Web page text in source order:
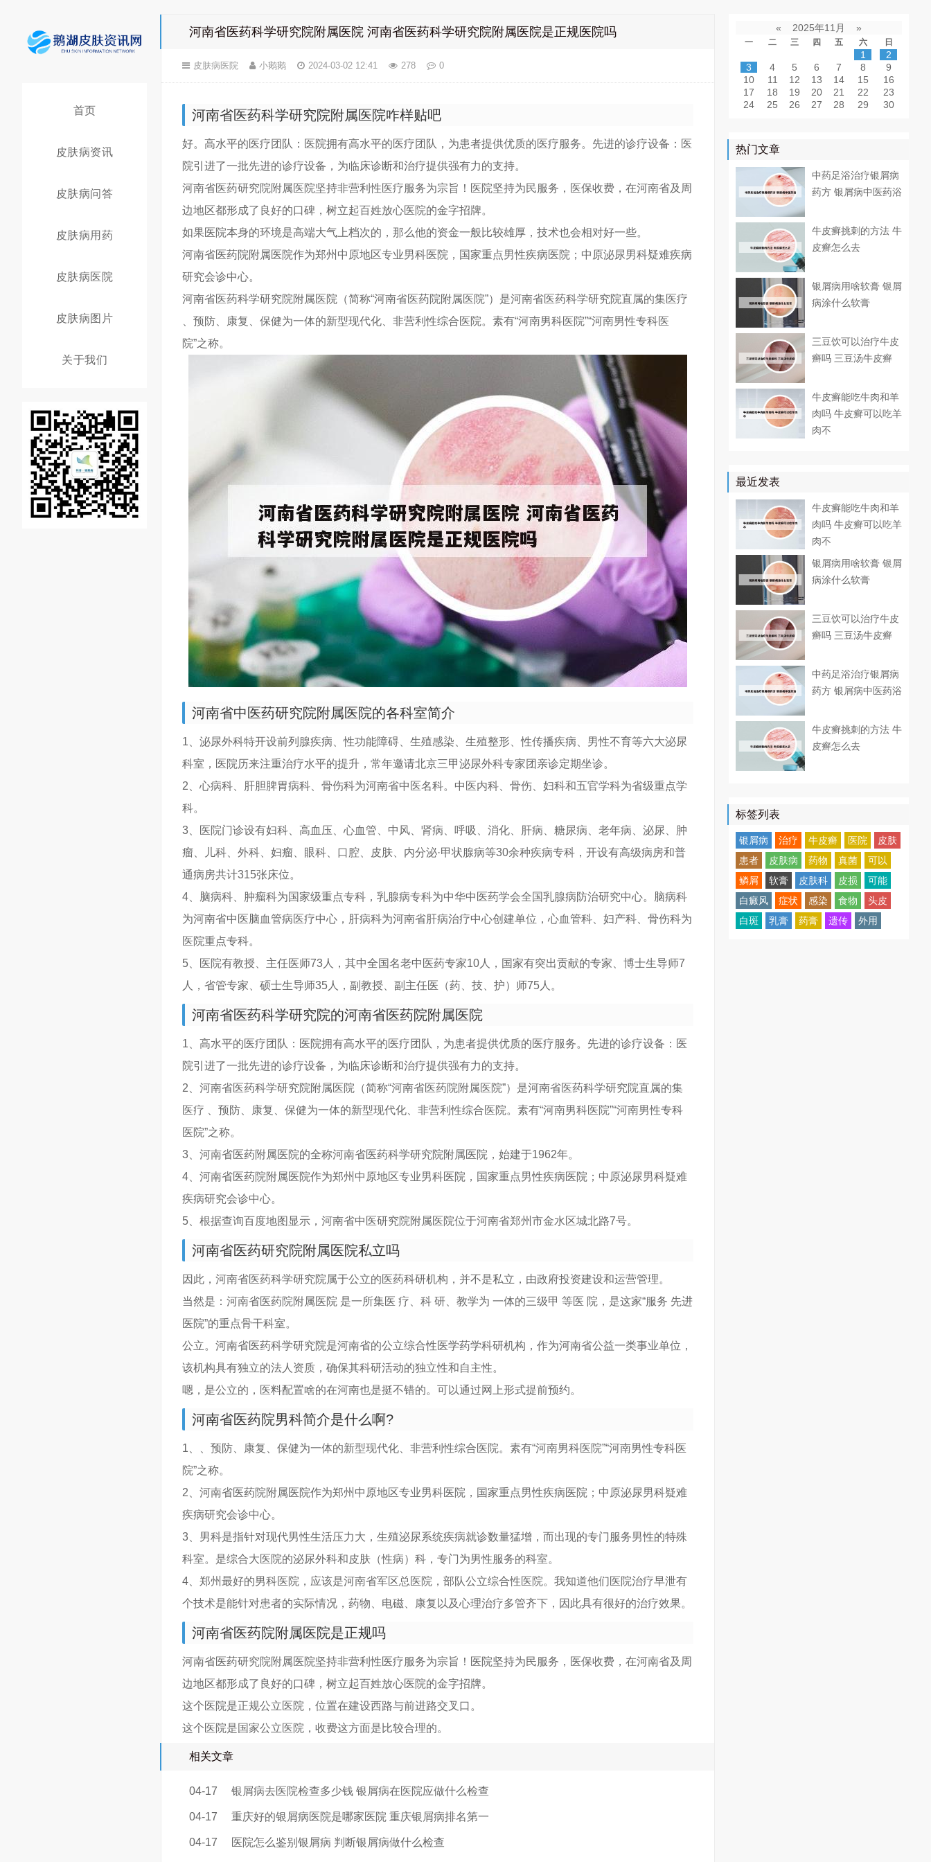
首页
皮肤病资讯
皮肤病问答
皮肤病用药
皮肤病医院
皮肤病图片
关于我们
河南省医药科学研究院附属医院 河南省医药科学研究院附属医院是正规医院吗
皮肤病医院 小鹅鹅 2024-03-02 12:41 278 0
河南省医药科学研究院附属医院咋样贴吧
好。高水平的医疗团队：医院拥有高水平的医疗团队，为患者提供优质的医疗服务。先进的诊疗设备：医
院引进了一批先进的诊疗设备，为临床诊断和治疗提供强有力的支持。
河南省医药研究院附属医院坚持非营利性医疗服务为宗旨！医院坚持为民服务，医保收费，在河南省及周
边地区都形成了良好的口碑，树立起百姓放心医院的金字招牌。
如果医院本身的环境是高端大气上档次的，那么他的资金一般比较雄厚，技术也会相对好一些。
河南省医药院附属医院作为郑州中原地区专业男科医院，国家重点男性疾病医院；中原泌尿男科疑难疾病
研究会诊中心。
河南省医药科学研究院附属医院（简称“河南省医药院附属医院”）是河南省医药科学研究院直属的集医疗
、预防、康复、保健为一体的新型现代化、非营利性综合医院。素有“河南男科医院”“河南男性专科医
院”之称。
河南省中医药研究院附属医院的各科室简介
1、泌尿外科特开设前列腺疾病、性功能障碍、生殖感染、生殖整形、性传播疾病、男性不育等六大泌尿
科室，医院历来注重治疗水平的提升，常年邀请北京三甲泌尿外科专家团亲诊定期坐诊。
2、心病科、肝胆脾胃病科、骨伤科为河南省中医名科。中医内科、骨伤、妇科和五官学科为省级重点学
科。
3、医院门诊设有妇科、高血压、心血管、中风、肾病、呼吸、消化、肝病、糖尿病、老年病、泌尿、肿
瘤、儿科、外科、妇瘤、眼科、口腔、皮肤、内分泌·甲状腺病等30余种疾病专科，开设有高级病房和普
通病房共计315张床位。
4、脑病科、肿瘤科为国家级重点专科，乳腺病专科为中华中医药学会全国乳腺病防治研究中心。脑病科
为河南省中医脑血管病医疗中心，肝病科为河南省肝病治疗中心创建单位，心血管科、妇产科、骨伤科为
医院重点专科。
5、医院有教授、主任医师73人，其中全国名老中医药专家10人，国家有突出贡献的专家、博士生导师7
人，省管专家、硕士生导师35人，副教授、副主任医（药、技、护）师75人。
河南省医药科学研究院的河南省医药院附属医院
1、高水平的医疗团队：医院拥有高水平的医疗团队，为患者提供优质的医疗服务。先进的诊疗设备：医
院引进了一批先进的诊疗设备，为临床诊断和治疗提供强有力的支持。
2、河南省医药科学研究院附属医院（简称“河南省医药院附属医院”）是河南省医药科学研究院直属的集
医疗 、预防、康复、保健为一体的新型现代化、非营利性综合医院。素有“河南男科医院”“河南男性专科
医院”之称。
3、河南省医药附属医院的全称河南省医药科学研究院附属医院，始建于1962年。
4、河南省医药院附属医院作为郑州中原地区专业男科医院，国家重点男性疾病医院；中原泌尿男科疑难
疾病研究会诊中心。
5、根据查询百度地图显示，河南省中医研究院附属医院位于河南省郑州市金水区城北路7号。
河南省医药研究院附属医院私立吗
因此，河南省医药科学研究院属于公立的医药科研机构，并不是私立，由政府投资建设和运营管理。
当然是：河南省医药院附属医院 是一所集医 疗、科 研、教学为 一体的三级甲 等医 院，是这家“服务 先进
医院”的重点骨干科室。
公立。河南省医药科学研究院是河南省的公立综合性医学药学科研机构，作为河南省公益一类事业单位，
该机构具有独立的法人资质，确保其科研活动的独立性和自主性。
嗯，是公立的，医料配置啥的在河南也是挺不错的。可以通过网上形式提前预约。
河南省医药院男科简介是什么啊?
1、、预防、康复、保健为一体的新型现代化、非营利性综合医院。素有“河南男科医院”“河南男性专科医
院”之称。
2、河南省医药院附属医院作为郑州中原地区专业男科医院，国家重点男性疾病医院；中原泌尿男科疑难
疾病研究会诊中心。
3、男科是指针对现代男性生活压力大，生殖泌尿系统疾病就诊数量猛增，而出现的专门服务男性的特殊
科室。是综合大医院的泌尿外科和皮肤（性病）科，专门为男性服务的科室。
4、郑州最好的男科医院，应该是河南省军区总医院，部队公立综合性医院。我知道他们医院治疗早泄有
个技术是能针对患者的实际情况，药物、电磁、康复以及心理治疗多管齐下，因此具有很好的治疗效果。
河南省医药院附属医院是正规吗
河南省医药研究院附属医院坚持非营利性医疗服务为宗旨！医院坚持为民服务，医保收费，在河南省及周
边地区都形成了良好的口碑，树立起百姓放心医院的金字招牌。
这个医院是正规公立医院，位置在建设西路与前进路交叉口。
这个医院是国家公立医院，收费这方面是比较合理的。
相关文章
04-17 银屑病去医院检查多少钱 银屑病在医院应做什么检查
04-17 重庆好的银屑病医院是哪家医院 重庆银屑病排名第一
04-17 医院怎么鉴别银屑病 判断银屑病做什么检查
« 2025年11月 »
一 二 三 四 五 六 日
1
2
3
4 5 6 7 8
9
10
11 12 13 14 15
16
17
18 19 20 21 22
23
24
25 26 27 28 29 30
热门文章
中药足浴治疗银屑病
药方 银屑病中医药浴
牛皮癣挑刺的方法 牛
皮癣怎么去
银屑病用啥软膏 银屑
病涂什么软膏
三豆饮可以治疗牛皮
癣吗 三豆汤牛皮癣
牛皮癣能吃牛肉和羊
肉吗 牛皮癣可以吃羊
肉不
最近发表
牛皮癣能吃牛肉和羊
肉吗 牛皮癣可以吃羊
肉不
银屑病用啥软膏 银屑
病涂什么软膏
三豆饮可以治疗牛皮
癣吗 三豆汤牛皮癣
中药足浴治疗银屑病
药方 银屑病中医药浴
牛皮癣挑刺的方法 牛
皮癣怎么去
标签列表
银屑病 治疗 牛皮癣 医院
皮肤
患者
皮肤病 药物 真菌
可以
鳞屑
软膏 皮肤科 皮损
可能
白癜风
症状 感染 食物
头皮
白斑
乳膏 药膏 遗传 外用